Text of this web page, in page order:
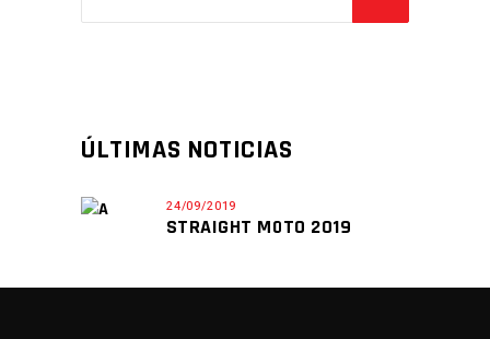
ÚLTIMAS NOTICIAS
24/09/2019
STRAIGHT MOTO 2019